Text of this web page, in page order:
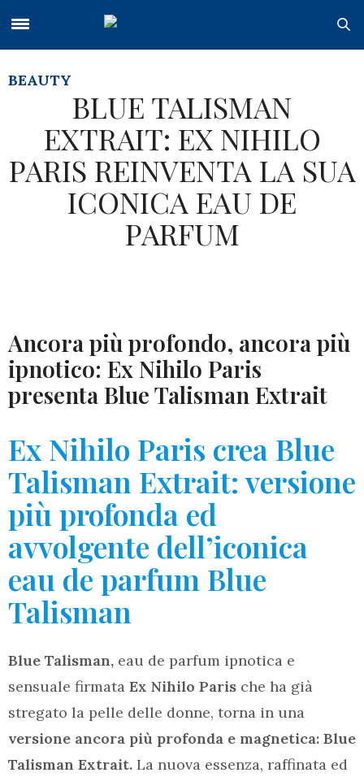
BEAUTY
BLUE TALISMAN
EXTRAIT: EX NIHILO
PARIS REINVENTA LA SUA
ICONICA EAU DE
PARFUM
Ancora più profondo, ancora più
ipnotico: Ex Nihilo Paris
presenta Blue Talisman Extrait
Ex Nihilo Paris crea Blue
Talisman Extrait: versione
più profonda ed
avvolgente dell’iconica
eau de parfum Blue
Talisman
Blue Talisman, eau de parfum ipnotica e
sensuale firmata Ex Nihilo Paris che ha già
stregato la pelle delle donne, torna in una
versione ancora più profonda e magnetica: Blue
Talisman Extrait. La nuova essenza, raffinata ed